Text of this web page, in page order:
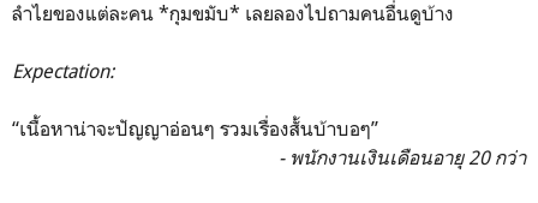
ลำไยของแต่ละคน *กุมขมับ* เลยลองไปถามคนอื่นดูบ้าง
Expectation:
“เนื้อหาน่าจะปัญญาอ่อนๆ รวมเรื่องสั้นบ้าบอๆ”
- พนักงานเงินเดือนอายุ 20 กว่า